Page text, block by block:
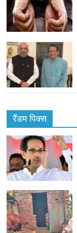
रैंडम पिक्स